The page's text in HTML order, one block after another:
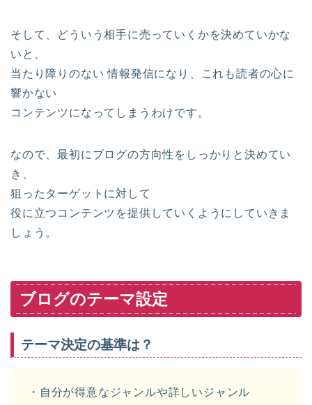
そして、どういう相手に売っていくかを決めていかな
いと、
当たり障りのない 情報発信になり、これも読者の心に
響かない
コンテンツになってしまうわけです。
なので、最初にブログの方向性をしっかりと決めてい
き、
狙ったターゲットに対して
役に立つコンテンツを提供していくようにしていきま
しょう。
ブログのテーマ設定
テーマ決定の基準は？
・自分が得意なジャンルや詳しいジャンル